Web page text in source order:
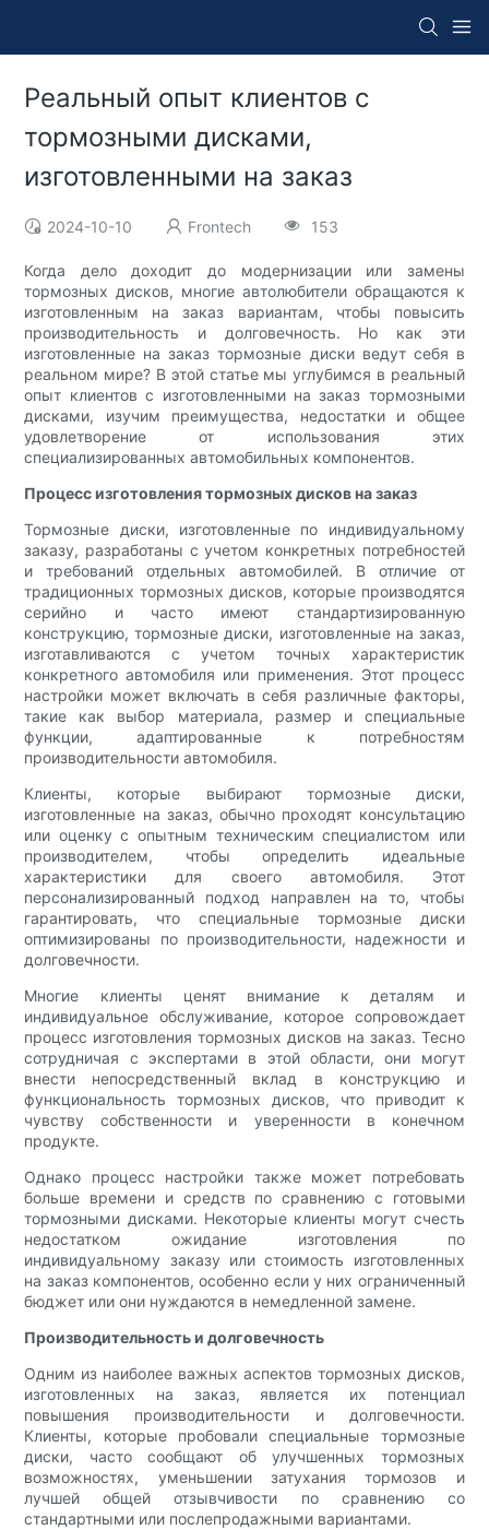
Реальный опыт клиентов с
тормозными дисками,
изготовленными на заказ
2024-10-10 Frontech 153
Когда дело доходит до модернизации или замены
тормозных дисков, многие автолюбители обращаются к
изготовленным на заказ вариантам, чтобы повысить
производительность и долговечность. Но как эти
изготовленные на заказ тормозные диски ведут себя в
реальном мире? В этой статье мы углубимся в реальный
опыт клиентов с изготовленными на заказ тормозными
дисками, изучим преимущества, недостатки и общее
удовлетворение от использования этих
специализированных автомобильных компонентов.
Процесс изготовления тормозных дисков на заказ
Тормозные диски, изготовленные по индивидуальному
заказу, разработаны с учетом конкретных потребностей
и требований отдельных автомобилей. В отличие от
традиционных тормозных дисков, которые производятся
серийно и часто имеют стандартизированную
конструкцию, тормозные диски, изготовленные на заказ,
изготавливаются с учетом точных характеристик
конкретного автомобиля или применения. Этот процесс
настройки может включать в себя различные факторы,
такие как выбор материала, размер и специальные
функции, адаптированные к потребностям
производительности автомобиля.
Клиенты, которые выбирают тормозные диски,
изготовленные на заказ, обычно проходят консультацию
или оценку с опытным техническим специалистом или
производителем, чтобы определить идеальные
характеристики для своего автомобиля. Этот
персонализированный подход направлен на то, чтобы
гарантировать, что специальные тормозные диски
оптимизированы по производительности, надежности и
долговечности.
Многие клиенты ценят внимание к деталям и
индивидуальное обслуживание, которое сопровождает
процесс изготовления тормозных дисков на заказ. Тесно
сотрудничая с экспертами в этой области, они могут
внести непосредственный вклад в конструкцию и
функциональность тормозных дисков, что приводит к
чувству собственности и уверенности в конечном
продукте.
Однако процесс настройки также может потребовать
больше времени и средств по сравнению с готовыми
тормозными дисками. Некоторые клиенты могут счесть
недостатком ожидание изготовления по
индивидуальному заказу или стоимость изготовленных
на заказ компонентов, особенно если у них ограниченный
бюджет или они нуждаются в немедленной замене.
Производительность и долговечность
Одним из наиболее важных аспектов тормозных дисков,
изготовленных на заказ, является их потенциал
повышения производительности и долговечности.
Клиенты, которые пробовали специальные тормозные
диски, часто сообщают об улучшенных тормозных
возможностях, уменьшении затухания тормозов и
лучшей общей отзывчивости по сравнению со
стандартными или послепродажными вариантами.